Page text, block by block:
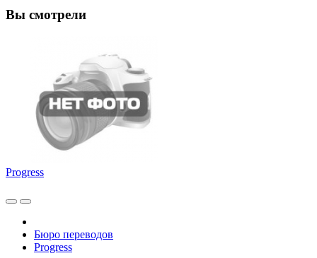
Вы смотрели
Progress
Бюро переводов
Progress